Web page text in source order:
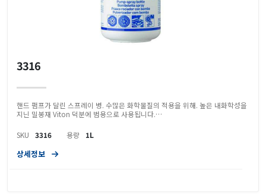
3316
핸드 펌프가 달린 스프레이 병. 수많은 화학물질의 적용을 위해. 높은 내화학성을
지닌 밀봉재 Viton 덕분에 범용으로 사용됩니다.…
SKU 3316 용량 1L
상세정보